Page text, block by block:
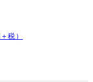
税）